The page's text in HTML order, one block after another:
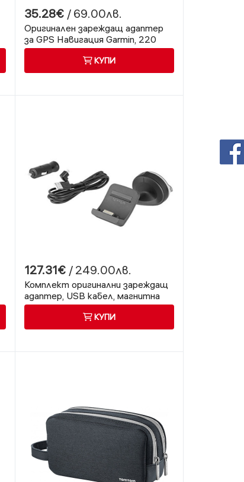
35.28€ / 69.00лв.
Оригинален зареждащ адаптер
за GPS Навигация Garmin, 220
волта
КУПИ
127.31€ / 249.00лв.
Комплект оригинални зареждащ
адаптер, USB кабел, магнитна
стойка за TOMTOM GO
КУПИ